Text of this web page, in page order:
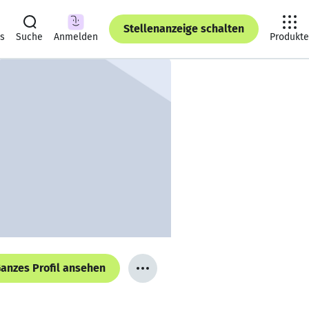
Suche Anmelden
Stellenanzeige schalten
Produkte
Profil ansehen